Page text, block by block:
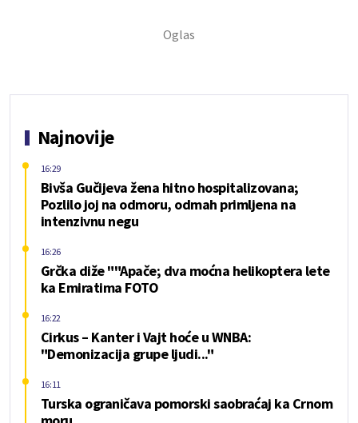
Najnovije
Bivša Gučijeva žena hitno hospitalizovana;
Pozlilo joj na odmoru, odmah primljena na
intenzivnu negu
16:29
Grčka diže ""Apače; dva moćna helikoptera lete
ka Emiratima FOTO
16:26
Cirkus – Kanter i Vajt hoće u WNBA:
"Demonizacija grupe ljudi..."
16:22
Turska ograničava pomorski saobraćaj ka Crnom
16:11